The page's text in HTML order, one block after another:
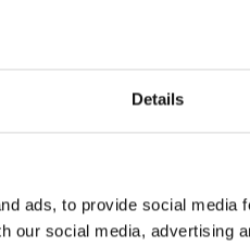
Details
ads, to provide social media
our social media, advertising
für den Kopf!
Shirts und Socken
passen diese Mützen